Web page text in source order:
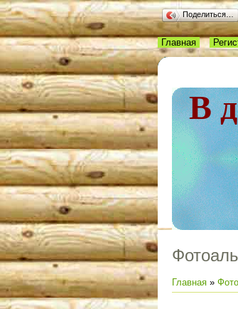
Поделиться…
В
Главная
Главная »